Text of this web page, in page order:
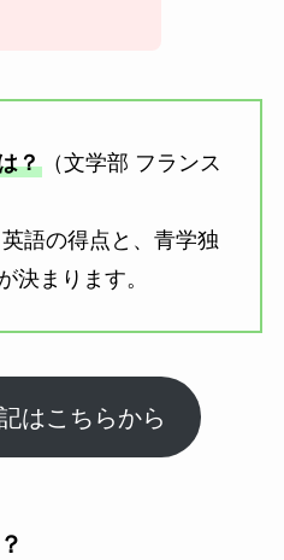
？（文学部 フランス
語の得点と、青学独
決まります。
はこちらから